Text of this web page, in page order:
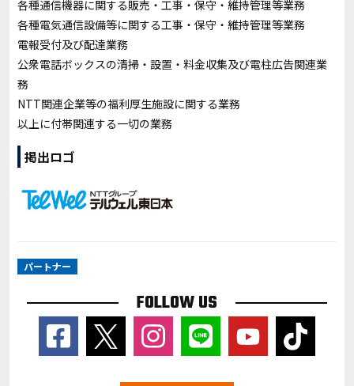
各種通信機器に関する販売・工事・保守・維持管理等業務
各種電気通信設備等に関する工事・保守・維持管理等業務
電報受付及び配達業務
公衆電話ボックスの清掃・設置・料金収集及び電柱広告関連業
務
NTT関連企業等の福利厚生施設に関する業務
以上に付帯関連する一切の業務
掲出ロゴ
パートナー
FOLLOW US